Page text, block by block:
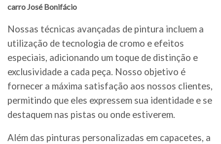
carro José Bonifácio
Nossas técnicas avançadas de pintura incluem a
utilização de tecnologia de cromo e efeitos
especiais, adicionando um toque de distinção e
exclusividade a cada peça. Nosso objetivo é
fornecer a máxima satisfação aos nossos clientes,
permitindo que eles expressem sua identidade e se
destaquem nas pistas ou onde estiverem.
Além das pinturas personalizadas em capacetes, a